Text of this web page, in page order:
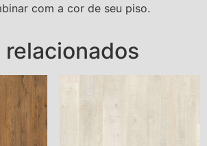
com a cor de seu piso.
relacionados